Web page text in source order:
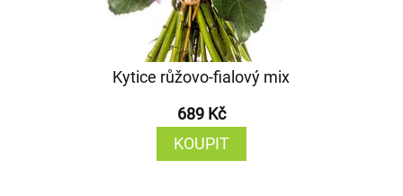
Kytice růžovo-fialový mix
689 Kč
KOUPIT